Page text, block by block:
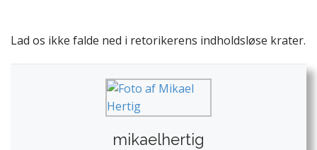
Lad os ikke falde ned i retorikerens indholdsløse krater.
mikaelhertig